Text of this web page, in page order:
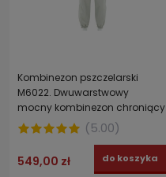
Kombinezon pszczelarski
M6022. Dwuwarstwowy
mocny kombinezon chroniący
przed użądleniami ŁYSOŃ
rozmiar XL
(5.00)
549,00 zł do koszyka